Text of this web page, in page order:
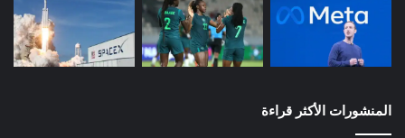
المنشورات الأكثر قراءة